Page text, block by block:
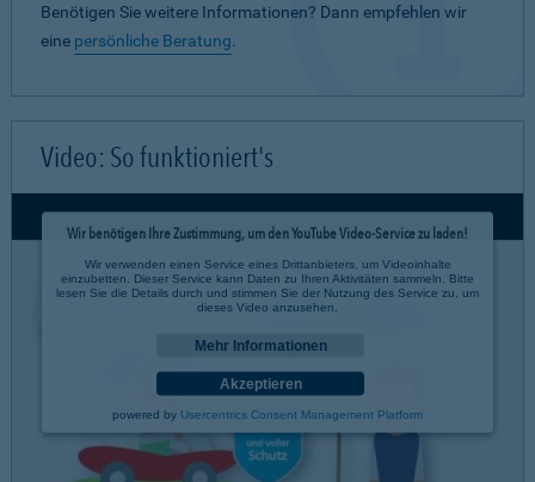
Benötigen Sie weitere Informationen? Dann empfehlen wir
eine persönliche Beratung.
Video: So funktioniert's
Wir benötigen Ihre Zustimmung, um den YouTube Video-Service zu laden!
Wir verwenden einen Service eines Drittanbieters, um Videoinhalte
einzubetten. Dieser Service kann Daten zu Ihren Aktivitäten sammeln. Bitte
lesen Sie die Details durch und stimmen Sie der Nutzung des Service zu, um
dieses Video anzusehen.
Mehr Informationen
Akzeptieren
powered by Usercentrics Consent Management Platform